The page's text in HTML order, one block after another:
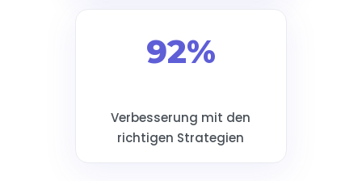
92%
Verbesserung mit den
richtigen Strategien